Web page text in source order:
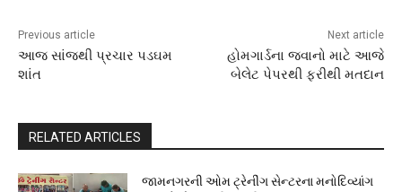
Previous article
આજ સાંજથી પ્રચાર પડઘમ
શાંત
Next article
હોમગાર્ડના જવાનો માટે આજે
બેલેટ પેપરથી ફરીથી મતદાન
RELATED ARTICLES
જામનગરની ઓમ ટ્રેનીંગ સેન્ટરના મનોદિવ્યાંગ